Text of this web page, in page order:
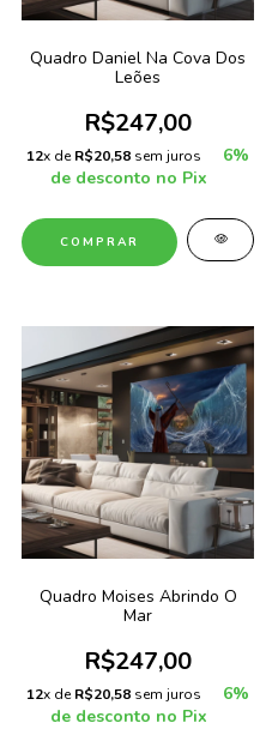
Quadro Daniel Na Cova Dos
Leões
R$247,00
12x deR$20,58 sem juros
6%
de desconto no Pix
COMPRAR
Quadro Moises Abrindo O
Mar
R$247,00
12x deR$20,58 sem juros
6%
de desconto no Pix